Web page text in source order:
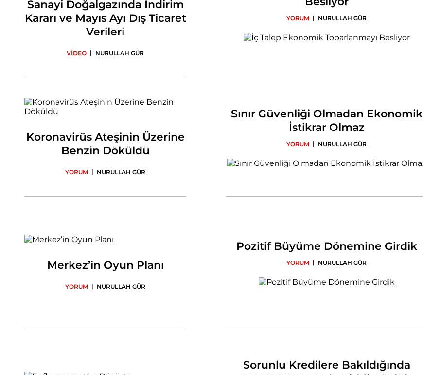
Sanayi Doğalgazında İndirim
Kararı ve Mayıs Ayı Dış Ticaret
Verileri
VİDEO | NURULLAH GÜR
YORUM | NURULLAH GÜR
Koronavirüs Ateşinin Üzerine
Benzin Döküldü
YORUM | NURULLAH GÜR
Sınır Güvenliği Olmadan Ekonomik
İstikrar Olmaz
YORUM | NURULLAH GÜR
Merkez’in Oyun Planı
YORUM | NURULLAH GÜR
Pozitif Büyüme Dönemine Girdik
YORUM | NURULLAH GÜR
Sorunlu Kredilere Bakıldığında